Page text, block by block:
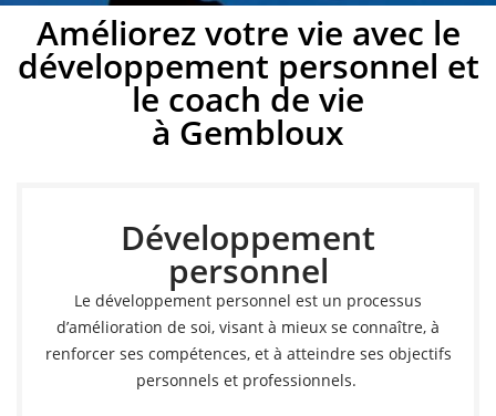
Développement
personnel à Gembloux
Développez votre potentiel avec un coach de vie à
Prendre rendez-vous
Améliorez votre vie avec le
développement personnel et
le coach de vie
à Gembloux
Développement
personnel
Le développement personnel est un processus
d’amélioration de soi, visant à mieux se connaître, à
renforcer ses compétences, et à atteindre ses objectifs
personnels et professionnels.